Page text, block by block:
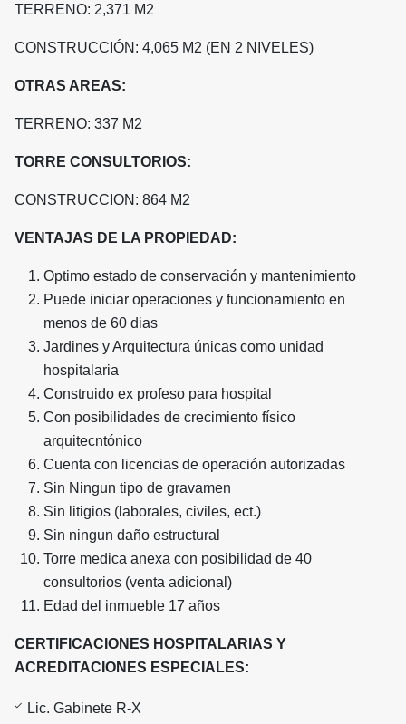
TERRENO: 2,371 M2
CONSTRUCCIÓN: 4,065 M2 (EN 2 NIVELES)
OTRAS AREAS:
TERRENO: 337 M2
TORRE CONSULTORIOS:
CONSTRUCCION: 864 M2
VENTAJAS DE LA PROPIEDAD:
Optimo estado de conservación y mantenimiento
Puede iniciar operaciones y funcionamiento en
menos de 60 dias
Jardines y Arquitectura únicas como unidad
hospitalaria
Construido ex profeso para hospital
Con posibilidades de crecimiento físico
arquitecntónico
Cuenta con licencias de operación autorizadas
Sin Ningun tipo de gravamen
Sin litigios (laborales, civiles, ect.)
Sin ningun daño estructural
Torre medica anexa con posibilidad de 40
consultorios (venta adicional)
Edad del inmueble 17 años
CERTIFICACIONES HOSPITALARIAS Y
ACREDITACIONES ESPECIALES:
Lic. Gabinete R-X